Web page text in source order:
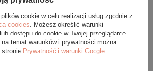
cookie w celu realizacji usług zgodnie z
cookies . Możesz określić warunki
dostępu do cookie w Twojej przeglądarce.
temat warunków i prywatności można
stronie Prywatność i warunki Google